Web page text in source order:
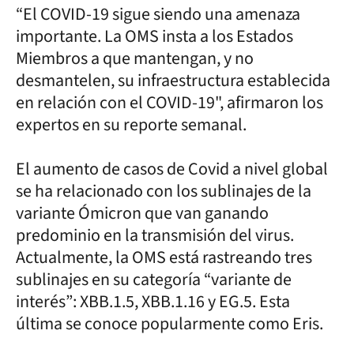
“El COVID-19 sigue siendo una amenaza
importante. La OMS insta a los Estados
Miembros a que mantengan, y no
desmantelen, su infraestructura establecida
en relación con el COVID-19", afirmaron los
expertos en su reporte semanal.
El aumento de casos de Covid a nivel global
se ha relacionado con los sublinajes de la
variante Ómicron que van ganando
predominio en la transmisión del virus.
Actualmente, la OMS está rastreando tres
sublinajes en su categoría “variante de
interés”: XBB.1.5, XBB.1.16 y EG.5. Esta
última se conoce popularmente como Eris.